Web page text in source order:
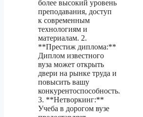
более высокий уровень
преподавания, доступ
к современным
технологиям и
материалам. 2.
**Престиж диплома:**
Диплом известного
вуза может открыть
двери на рынке труда и
повысить вашу
конкурентоспособность.
3. **Нетворкинг:**
Учеба в дорогом вузе